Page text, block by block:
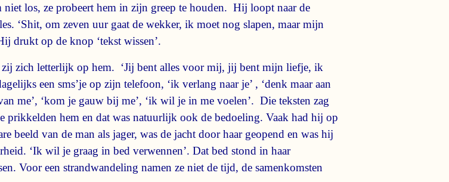
niet los, ze probeert hem in zijn greep te houden. Hij loopt naar de
‘Shit, om zeven uur gaat de wekker, ik moet nog slapen, maar mijn
drukt op de knop ‘tekst wissen’.
zij zich letterlijk op hem. ‘Jij bent alles voor mij, jij bent mijn liefje, ik
een sms’je op zijn telefoon, ‘ik verlang naar je’ , ‘denk maar aan
me’, ‘kom je gauw bij me’, ‘ik wil je in me voelen’. Die teksten zag
hem en dat was natuurlijk ook de bedoeling. Vaak had hij op
beeld van de man als jager, was de jacht door haar geopend en was hij
‘Ik wil je graag in bed verwennen’. Dat bed stond in haar
Voor een strandwandeling namen ze niet de tijd, de samenkomsten